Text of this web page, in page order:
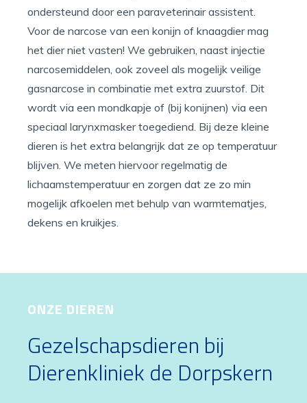
ondersteund door een paraveterinair assistent.
Voor de narcose van een konijn of knaagdier mag
het dier niet vasten! We gebruiken, naast injectie
narcosemiddelen, ook zoveel als mogelijk veilige
gasnarcose in combinatie met extra zuurstof. Dit
wordt via een mondkapje of (bij konijnen) via een
speciaal larynxmasker toegediend. Bij deze kleine
dieren is het extra belangrijk dat ze op temperatuur
blijven. We meten hiervoor regelmatig de
lichaamstemperatuur en zorgen dat ze zo min
mogelijk afkoelen met behulp van warmtematjes,
dekens en kruikjes.
ONZE DIEREN
Gezelschapsdieren bij
Dierenkliniek de Dorpskern